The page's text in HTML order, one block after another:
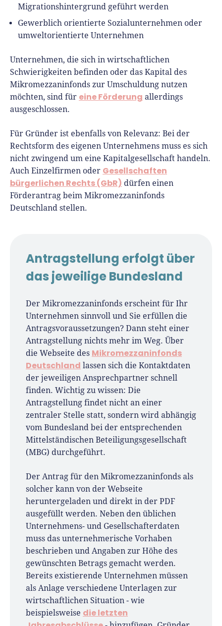
Migrationshintergrund geführt werden
Gewerblich orientierte Sozialunternehmen oder
umweltorientierte Unternehmen
Unternehmen, die sich in wirtschaftlichen
Schwierigkeiten befinden oder das Kapital des
Mikromezzaninfonds zur Umschuldung nutzen
möchten, sind für eine Förderung allerdings
ausgeschlossen.
Für Gründer ist ebenfalls von Relevanz: Bei der
Rechtsform des eigenen Unternehmens muss es sich
nicht zwingend um eine Kapitalgesellschaft handeln.
Auch Einzelfirmen oder Gesellschaften
bürgerlichen Rechts (GbR) dürfen einen
Förderantrag beim Mikromezzaninfonds
Deutschland stellen.
Antragstellung erfolgt über
das jeweilige Bundesland
Der Mikromezzaninfonds erscheint für Ihr
Unternehmen sinnvoll und Sie erfüllen die
Antragsvoraussetzungen? Dann steht einer
Antragstellung nichts mehr im Weg. Über
die Webseite des Mikromezzaninfonds
Deutschland lassen sich die Kontaktdaten
der jeweiligen Ansprechpartner schnell
finden. Wichtig zu wissen: Die
Antragstellung findet nicht an einer
zentraler Stelle statt, sondern wird abhängig
vom Bundesland bei der entsprechenden
Mittelständischen Beteiligungsgesellschaft
(MBG) durchgeführt.
Der Antrag für den Mikromezzaninfonds als
solcher kann von der Webseite
heruntergeladen und direkt in der PDF
ausgefüllt werden. Neben den üblichen
Unternehmens- und Gesellschafterdaten
muss das unternehmerische Vorhaben
beschrieben und Angaben zur Höhe des
gewünschten Betrags gemacht werden.
Bereits existierende Unternehmen müssen
als Anlage verschiedene Unterlagen zur
wirtschaftlichen Situation - wie
beispielsweise die letzten